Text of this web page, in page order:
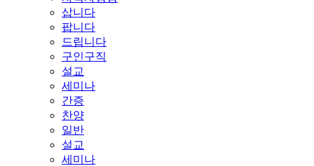
삽니다
팝니다
드립니다
구인구직
설교
세미나
간증
찬양
일반
설교
세미나